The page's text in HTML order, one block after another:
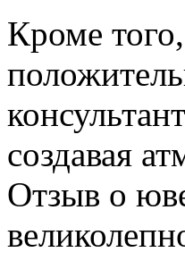
Кроме
создавая
Отзыв о